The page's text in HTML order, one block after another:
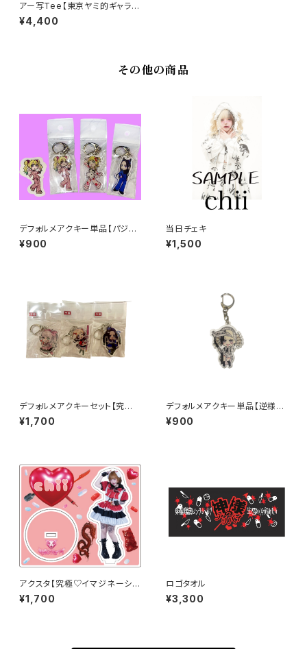
アー写Tee【東京ヤミ的ギャラク
シー衣装】
¥4,400
その他の商品
デフォルメアクキー単品【パジャ
マ衣装】
¥900
当日チェキ
¥1,500
デフォルメアクキーセット【究極
♡イマジネーション衣装】
¥1,700
デフォルメアクキー単品【逆様の
プラトニック衣装】
¥900
アクスタ【究極♡イマジネーショ
ン衣装】
¥1,700
ロゴタオル
¥3,300